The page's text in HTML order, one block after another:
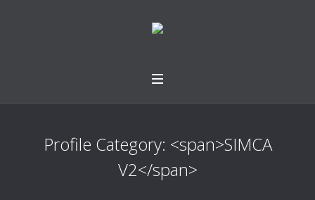
Profile Category: <span>SIMCA
V2</span>